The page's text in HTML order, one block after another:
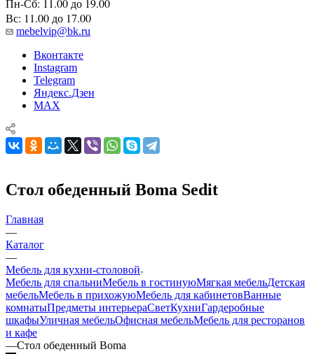
Пн-Сб: 11.00 до 19.00
Вс: 11.00 до 17.00
mebelvip@bk.ru
Вконтакте
Instagram
Telegram
Яндекс.Дзен
MAX
Стол обеденный Boma Sedit
Главная
—
Каталог
—
Мебель для кухни-столовой
Мебель для спальниМебель в гостинуюМягкая мебельДетская
мебельМебель в прихожуюМебель для кабинетовВанные
комнатыПредметы интерьераСветКухниГардеробные
шкафыУличная мебельОфисная мебельМебель для ресторанов
и кафе
—Стол обеденный Boma